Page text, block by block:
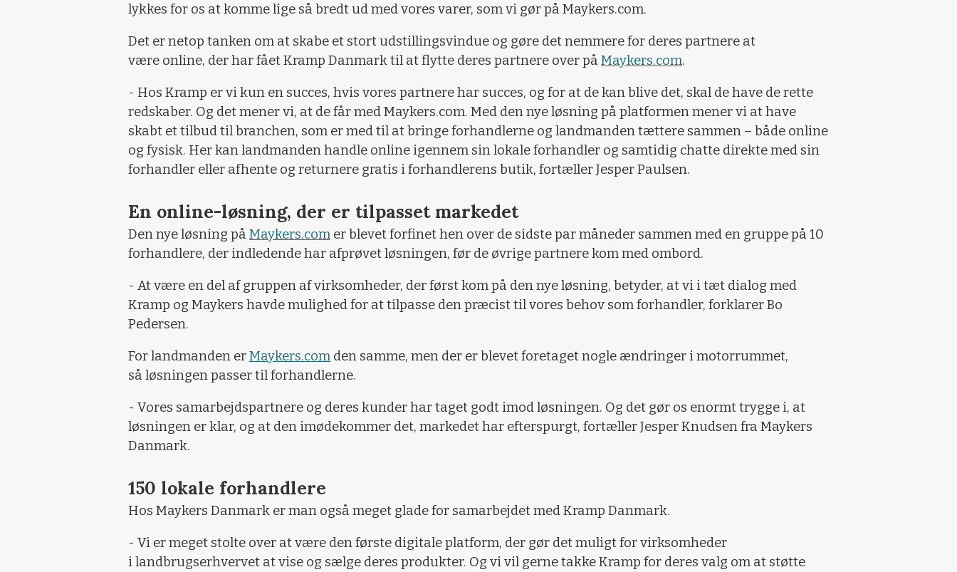
lykkes for os at komme lige så bredt ud med vores varer, som vi gør på Maykers.com.
Det er netop tanken om at skabe et stort udstillingsvindue og gøre det nemmere for deres partnere at
være online, der har fået Kramp Danmark til at flytte deres partnere over på Maykers.com.
- Hos Kramp er vi kun en succes, hvis vores partnere har succes, og for at de kan blive det, skal de have de rette
redskaber. Og det mener vi, at de får med Maykers.com. Med den nye løsning på platformen mener vi at have
skabt et tilbud til branchen, som er med til at bringe forhandlerne og landmanden tættere sammen – både online
og fysisk. Her kan landmanden handle online igennem sin lokale forhandler og samtidig chatte direkte med sin
forhandler eller afhente og returnere gratis i forhandlerens butik, fortæller Jesper Paulsen.
En online-løsning, der er tilpasset markedet
Den nye løsning på Maykers.com er blevet forfinet hen over de sidste par måneder sammen med en gruppe på 10
forhandlere, der indledende har afprøvet løsningen, før de øvrige partnere kom med ombord.
- At være en del af gruppen af virksomheder, der først kom på den nye løsning, betyder, at vi i tæt dialog med
Kramp og Maykers havde mulighed for at tilpasse den præcist til vores behov som forhandler, forklarer Bo
Pedersen.
For landmanden erMaykers.com den samme, men der er blevet foretaget nogle ændringer i motorrummet,
så løsningen passer til forhandlerne.
- Vores samarbejdspartnere og deres kunder har taget godt imod løsningen. Og det gør os enormt trygge i, at
løsningen er klar, og at den imødekommer det, markedet har efterspurgt, fortæller Jesper Knudsen fra Maykers
Danmark.
150 lokale forhandlere
Hos Maykers Danmark er man også meget glade for samarbejdet med Kramp Danmark.
- Vi er meget stolte over at være den første digitale platform, der gør det muligt for virksomheder
i landbrugserhvervet at vise og sælge deres produkter. Og vi vil gerne takke Kramp for deres valg om at støtte